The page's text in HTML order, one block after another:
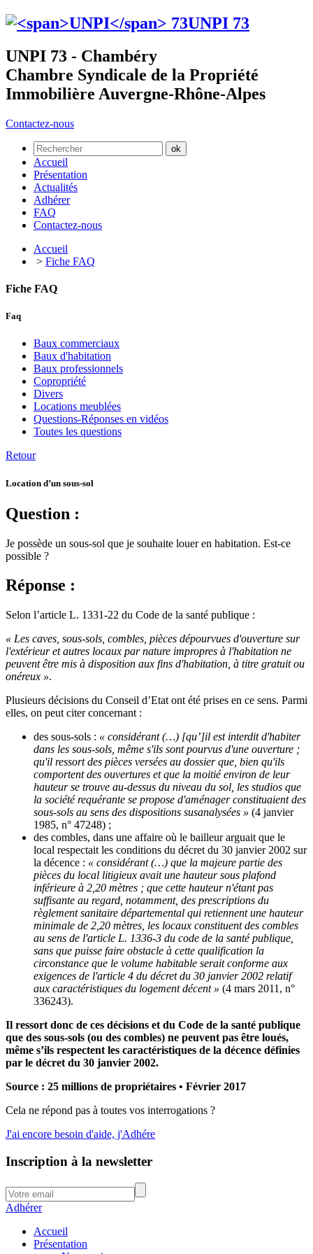
UNPI 73
UNPI 73 - Chambéry
Chambre Syndicale de la Propriété
Immobilière Auvergne-Rhône-Alpes
Contactez-nous
Accueil
Présentation
Actualités
Adhérer
FAQ
Contactez-nous
Accueil
> Fiche FAQ
Fiche FAQ
Faq
Baux commerciaux
Baux d'habitation
Baux professionnels
Copropriété
Divers
Locations meublées
Questions-Réponses en vidéos
Toutes les questions
Retour
Location d’un sous-sol
Question :
Je possède un sous-sol que je souhaite louer en habitation. Est-ce
possible ?
Réponse :
Selon l’article L. 1331-22 du Code de la santé publique :
« Les caves, sous-sols, combles, pièces dépourvues d'ouverture sur
l'extérieur et autres locaux par nature impropres à l'habitation ne
peuvent être mis à disposition aux fins d'habitation, à titre gratuit ou
onéreux ».
Plusieurs décisions du Conseil d’Etat ont été prises en ce sens. Parmi
elles, on peut citer concernant :
des sous-sols : « considérant (…) [qu’]il est interdit d'habiter
dans les sous-sols, même s'ils sont pourvus d'une ouverture ;
qu'il ressort des pièces versées au dossier que, bien qu'ils
comportent des ouvertures et que la moitié environ de leur
hauteur se trouve au-dessus du niveau du sol, les studios que
la société requérante se propose d'aménager constituaient des
sous-sols au sens des dispositions susanalysées » (4 janvier
1985, n° 47248) ;
des combles, dans une affaire où le bailleur arguait que le
local respectait les conditions du décret du 30 janvier 2002 sur
la décence : « considérant (…) que la majeure partie des
pièces du local litigieux avait une hauteur sous plafond
inférieure à 2,20 mètres ; que cette hauteur n'étant pas
suffisante au regard, notamment, des prescriptions du
règlement sanitaire départemental qui retiennent une hauteur
minimale de 2,20 mètres, les locaux constituent des combles
au sens de l'article L. 1336-3 du code de la santé publique,
sans que puisse faire obstacle à cette qualification la
circonstance que le volume habitable serait conforme aux
exigences de l'article 4 du décret du 30 janvier 2002 relatif
aux caractéristiques du logement décent » (4 mars 2011, n°
336243).
Il ressort donc de ces décisions et du Code de la santé publique
que des sous-sols (ou des combles) ne peuvent pas être loués,
même s’ils respectent les caractéristiques de la décence définies
par le décret du 30 janvier 2002.
Source : 25 millions de propriétaires • Février 2017
Cela ne répond pas à toutes vos interrogations ?
J'ai encore besoin d'aide, j'Adhére
Inscription à la newsletter
Adhérer
Accueil
Présentation